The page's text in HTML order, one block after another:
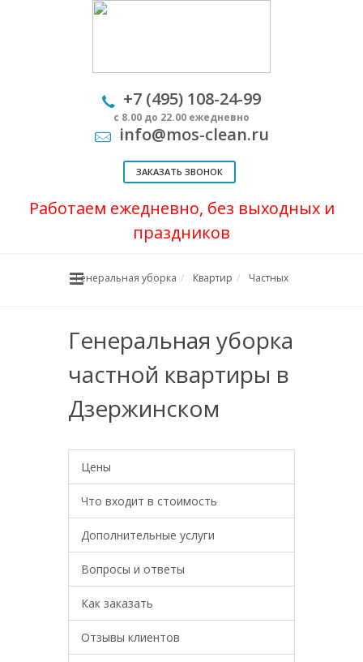
+7 (495) 108-24-99
с 8.00 до 22.00 ежедневно
info@mos-clean.ru
ЗАКАЗАТЬ ЗВОНОК
Работаем ежедневно, без выходных и
праздников
Генеральная уборка Квартир Частных
Генеральная уборка
частной квартиры в
Дзержинском
Цены
Что входит в стоимость
Дополнительные услуги
Вопросы и ответы
Как заказать
Отзывы клиентов